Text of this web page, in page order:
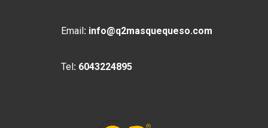
Email: info@q2masquequeso.com
Tel: 6043224895